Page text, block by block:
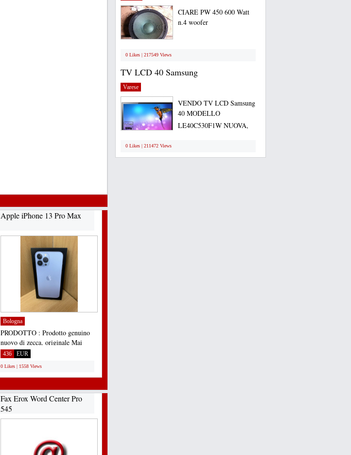
Apple iPhone 13 Pro Max
Bologna
PRODOTTO : Prodotto genuino
nuovo di zecca, originale Mai
usato, mai rinnovato Sigillato...
436 EUR
0 Likes | 1558 Views
Fax Erox Word Center Pro
545
CIARE PW 450 600 Watt
n.4 woofer
0 Likes | 217549 Views
TV LCD 40 Samsung
Varese
VENDO TV LCD Samsung
40 MODELLO
LE40C530F1W NUOVA,
0 Likes | 211472 Views